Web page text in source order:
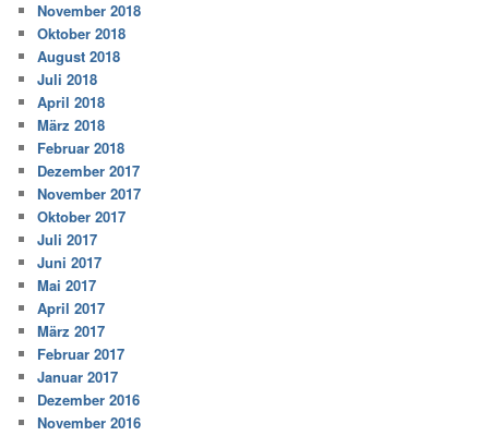
November 2018
Oktober 2018
August 2018
Juli 2018
April 2018
März 2018
Februar 2018
Dezember 2017
November 2017
Oktober 2017
Juli 2017
Juni 2017
Mai 2017
April 2017
März 2017
Februar 2017
Januar 2017
Dezember 2016
November 2016